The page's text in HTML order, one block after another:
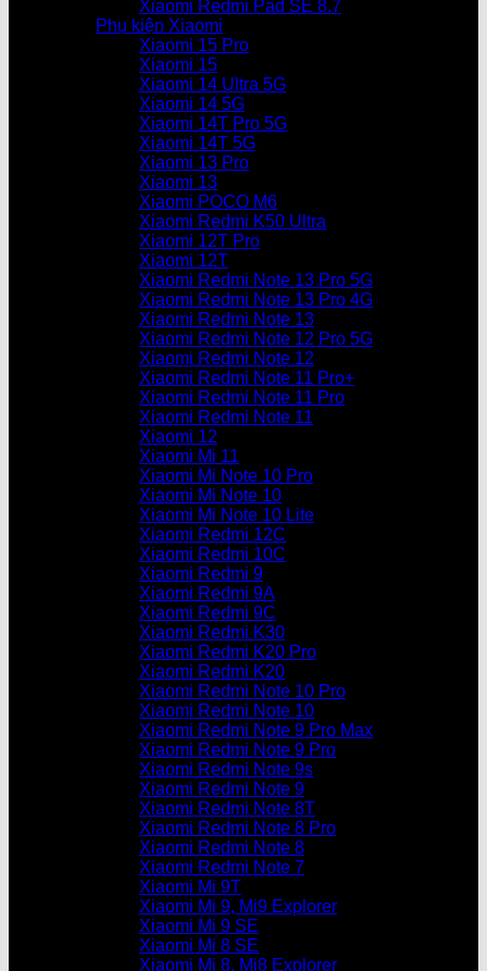
Xiaomi Redmi Pad SE 8.7
Phụ kiện Xiaomi
Xiaomi 15 Pro
Xiaomi 15
Xiaomi 14 Ultra 5G
Xiaomi 14 5G
Xiaomi 14T Pro 5G
Xiaomi 14T 5G
Xiaomi 13 Pro
Xiaomi 13
Xiaomi POCO M6
Xiaomi Redmi K50 Ultra
Xiaomi 12T Pro
Xiaomi 12T
Xiaomi Redmi Note 13 Pro 5G
Xiaomi Redmi Note 13 Pro 4G
Xiaomi Redmi Note 13
Xiaomi Redmi Note 12 Pro 5G
Xiaomi Redmi Note 12
Xiaomi Redmi Note 11 Pro+
Xiaomi Redmi Note 11 Pro
Xiaomi Redmi Note 11
Xiaomi 12
Xiaomi Mi 11
Xiaomi Mi Note 10 Pro
Xiaomi Mi Note 10
Xiaomi Mi Note 10 Lite
Xiaomi Redmi 12C
Xiaomi Redmi 10C
Xiaomi Redmi 9
Xiaomi Redmi 9A
Xiaomi Redmi 9C
Xiaomi Redmi K30
Xiaomi Redmi K20 Pro
Xiaomi Redmi K20
Xiaomi Redmi Note 10 Pro
Xiaomi Redmi Note 10
Xiaomi Redmi Note 9 Pro Max
Xiaomi Redmi Note 9 Pro
Xiaomi Redmi Note 9s
Xiaomi Redmi Note 9
Xiaomi Redmi Note 8T
Xiaomi Redmi Note 8 Pro
Xiaomi Redmi Note 8
Xiaomi Redmi Note 7
Xiaomi Mi 9T
Xiaomi Mi 9, Mi9 Explorer
Xiaomi Mi 9 SE
Xiaomi Mi 8 SE
Xiaomi Mi 8, Mi8 Explorer